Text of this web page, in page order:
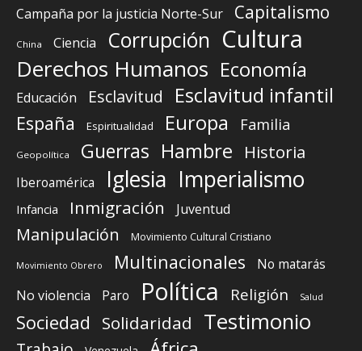
Campaña por la justicia Norte-Sur Capitalismo
China Ciencia Corrupción Cultura
Derechos Humanos Economía
Educación Esclavitud Esclavitud infantil
España Espiritualidad Europa Familia
Geopolítica Guerras Hambre Historia
Iberoamérica Iglesia Imperialismo
Infancia Inmigración Juventud
Manipulación Movimiento Cultural Cristiano
Movimiento Obrero Multinacionales
No matarás
No violencia
Paro Política Religión Salud
Sociedad Solidaridad Testimonio